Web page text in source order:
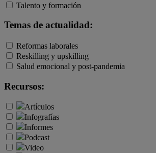
Talento y formación
Temas de actualidad:
Reformas laborales
Reskilling y upskilling
Salud emocional y post-pandemia
Recursos:
Artículos
Infografías
Informes
Podcast
Video